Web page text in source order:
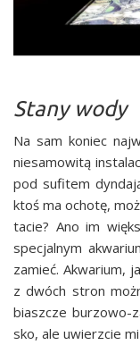
Stany wody
Na sam koniec
nie­sa­mo­wi­tą
pod sufi­tem
ktoś ma ocho­tę,
ta­cie? Ano im
spe­cjal­nym
zamieć. Akwa­rium,
z dwóch stron
biasz­cze burzo­wo-
sko, ale uwierz­cie